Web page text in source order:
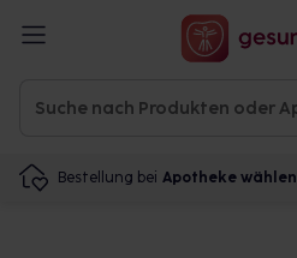
Bestellung bei Apotheke wählen